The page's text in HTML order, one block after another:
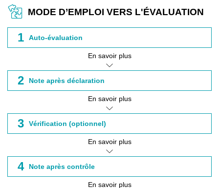
MODE D’EMPLOI VERS L'ÉVALUATION
1 Auto-évaluation
En savoir plus
2 Note après déclaration
En savoir plus
3 Vérification (optionnel)
En savoir plus
4 Note après contrôle
En savoir plus